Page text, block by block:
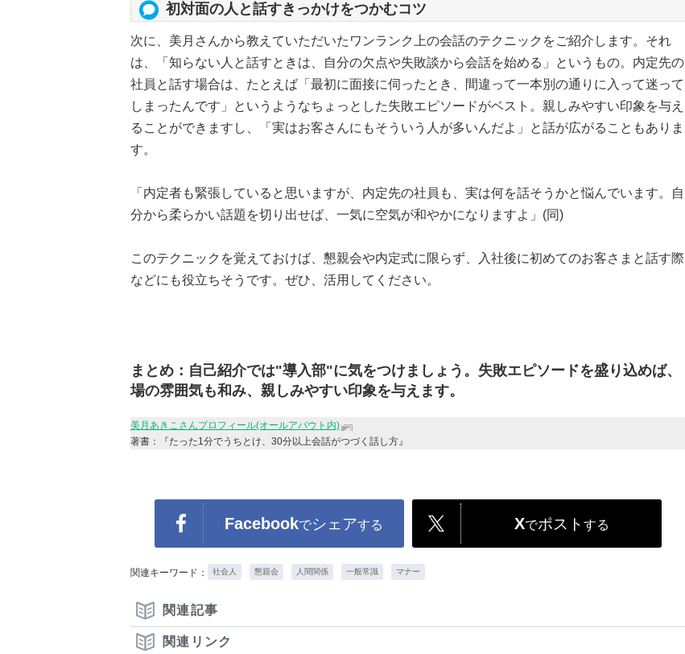
初対面の人と話すきっかけをつかむコツ
次に、美月さんから教えていただいたワンランク上の会話のテクニックをご紹介します。それ
は、「知らない人と話すときは、自分の欠点や失敗談から会話を始める」というもの。内定先の
社員と話す場合は、たとえば「最初に面接に伺ったとき、間違って一本別の通りに入って迷って
しまったんです」というようなちょっとした失敗エピソードがベスト。親しみやすい印象を与え
ることができますし、「実はお客さんにもそういう人が多いんだよ」と話が広がることもありま
す。
「内定者も緊張していると思いますが、内定先の社員も、実は何を話そうかと悩んでいます。自
分から柔らかい話題を切り出せば、一気に空気が和やかになりますよ」(同)
このテクニックを覚えておけば、懇親会や内定式に限らず、入社後に初めてのお客さまと話す際
などにも役立ちそうです。ぜひ、活用してください。
まとめ：自己紹介では"導入部"に気をつけましょう。失敗エピソードを盛り込めば、
場の雰囲気も和み、親しみやすい印象を与えます。
美月あきこさんプロフィール(オールアバウト内)
著書：『たった1分でうちとけ、30分以上会話がつづく話し方』
Facebookでシェアする Xでポスト する
関連キーワード： 社会人 懇親会 人間関係 一般常識 マナー
関連記事
関連リンク